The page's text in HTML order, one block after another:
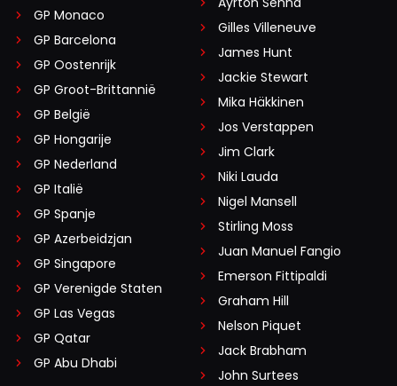
GP Monaco
GP Barcelona
GP Oostenrijk
GP Groot-Brittannië
GP België
GP Hongarije
GP Nederland
GP Italië
GP Spanje
GP Azerbeidzjan
GP Singapore
GP Verenigde Staten
GP Las Vegas
GP Qatar
GP Abu Dhabi
Gilles Villeneuve
James Hunt
Jackie Stewart
Mika Häkkinen
Jos Verstappen
Jim Clark
Niki Lauda
Nigel Mansell
Stirling Moss
Juan Manuel Fangio
Emerson Fittipaldi
Graham Hill
Nelson Piquet
Jack Brabham
John Surtees